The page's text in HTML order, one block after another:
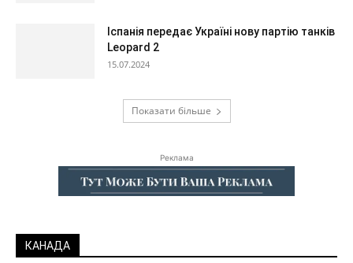
Іспанія передає Україні нову партію танків
Leopard 2
15.07.2024
Показати більше
Реклама
КАНАДА